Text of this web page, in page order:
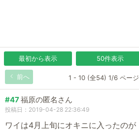
最初から表示 50件表示
前へ 1 - 10 (全54) 1/6 ページ
#47福原の匿名さん
投稿日：2019-04-28 22:36:49
ワイは4月上旬にオキニに入ったのが